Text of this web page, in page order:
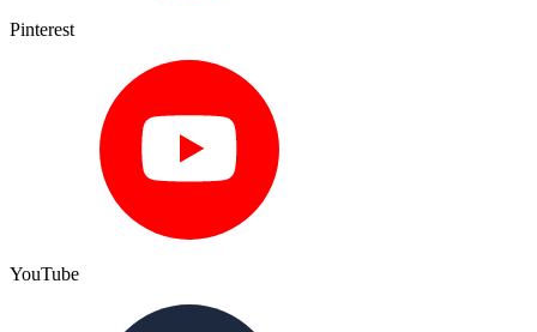
Pinterest
YouTube